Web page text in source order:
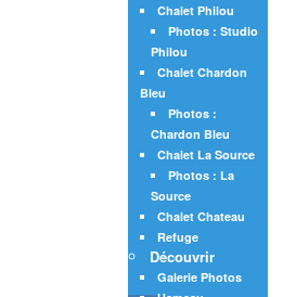
Chalet Philou
Photos : Studio
Philou
Chalet Chardon
Bleu
Photos :
Chardon Bleu
Chalet La Source
Photos : La
Source
Chalet Chateau
Refuge
Découvrir
Galerie Photos